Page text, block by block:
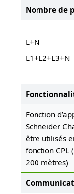
Nombre de
L+N
L1+L2+L3+N
Fonction
Schneider
être utilisés
fonction CPL
200 mètres)